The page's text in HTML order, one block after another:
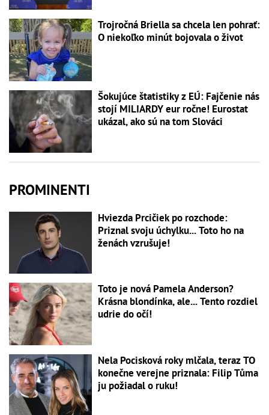
Trojročná Briella sa chcela len pohrať:
O niekoľko minút bojovala o život
Šokujúce štatistiky z EÚ: Fajčenie nás
stojí MILIARDY eur ročne! Eurostat
ukázal, ako sú na tom Slováci
PROMINENTI
Hviezda Prcičiek po rozchode:
Priznal svoju úchylku... Toto ho na
ženách vzrušuje!
Toto je nová Pamela Anderson?
Krásna blondínka, ale... Tento rozdiel
udrie do očí!
Nela Pocisková roky mlčala, teraz TO
konečne verejne priznala: Filip Tůma
ju požiadal o ruku!